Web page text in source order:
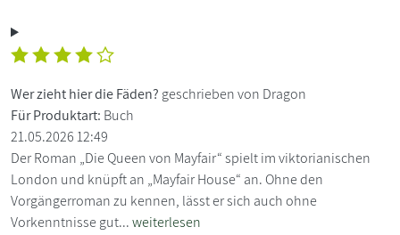
Wer zieht hier die Fäden? geschrieben von Dragon
Für Produktart: Buch
21.05.2026 12:49
Der Roman „Die Queen von Mayfair“ spielt im viktorianischen
London und knüpft an „Mayfair House“ an. Ohne den
Vorgängerroman zu kennen, lässt er sich auch ohne
Vorkenntnisse gut...weiterlesen